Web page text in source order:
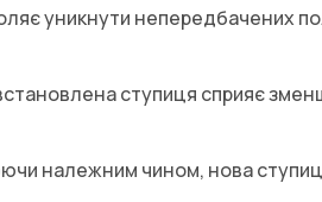
уникнути непередбачених
ступиця сприяє
належним чином, нова